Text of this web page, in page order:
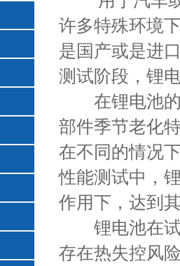
许多特殊环境
是国产或是进
测试阶段，锂
在锂电池的
部件季节老化
在不同的情况
性能测试中，
作用下，达到
锂电池在试
存在热失控风